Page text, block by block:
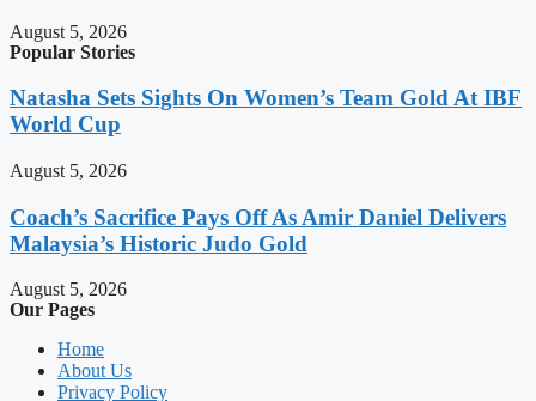
August 5, 2026
Popular Stories
Natasha Sets Sights On Women’s Team Gold At IBF
World Cup
August 5, 2026
Coach’s Sacrifice Pays Off As Amir Daniel Delivers
Malaysia’s Historic Judo Gold
August 5, 2026
Our Pages
Home
About Us
Privacy Policy